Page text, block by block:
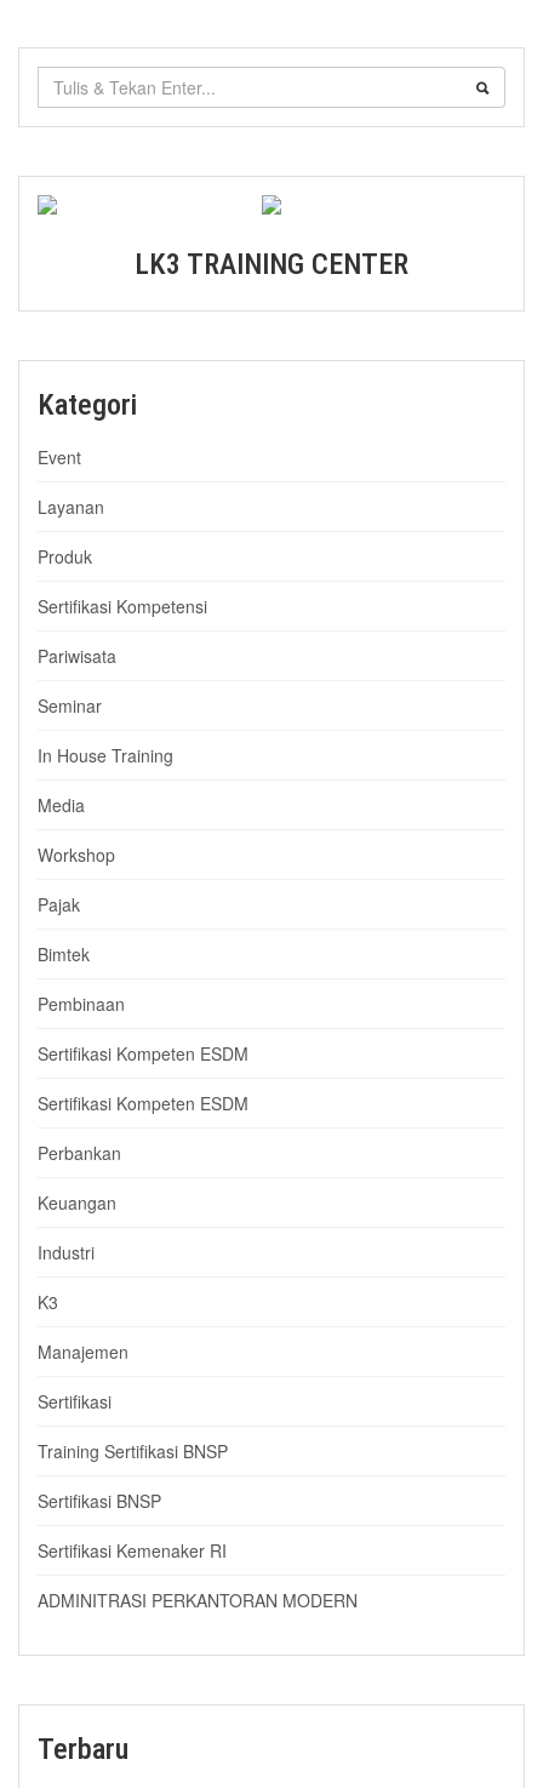
LK3 TRAINING CENTER
Kategori
Event
Layanan
Produk
Sertifikasi Kompetensi
Pariwisata
Seminar
In House Training
Media
Workshop
Pajak
Bimtek
Pembinaan
Sertifikasi Kompeten ESDM
Sertifikasi Kompeten ESDM
Perbankan
Keuangan
Industri
K3
Manajemen
Sertifikasi
Training Sertifikasi BNSP
Sertifikasi BNSP
Sertifikasi Kemenaker RI
ADMINITRASI PERKANTORAN MODERN
Terbaru